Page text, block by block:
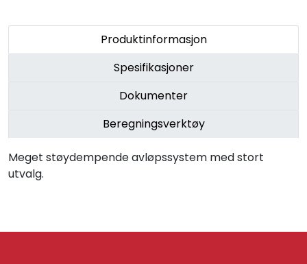
Produktinformasjon
Spesifikasjoner
Dokumenter
Beregningsverktøy
Meget støydempende avløpssystem med stort
utvalg.